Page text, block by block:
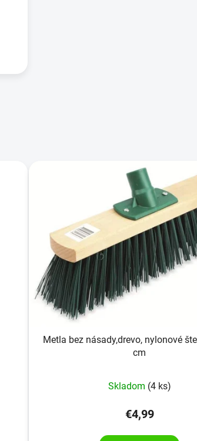
Metla bez násady,drevo, nylonové
cm
Skladom (4 ks)
€4,99